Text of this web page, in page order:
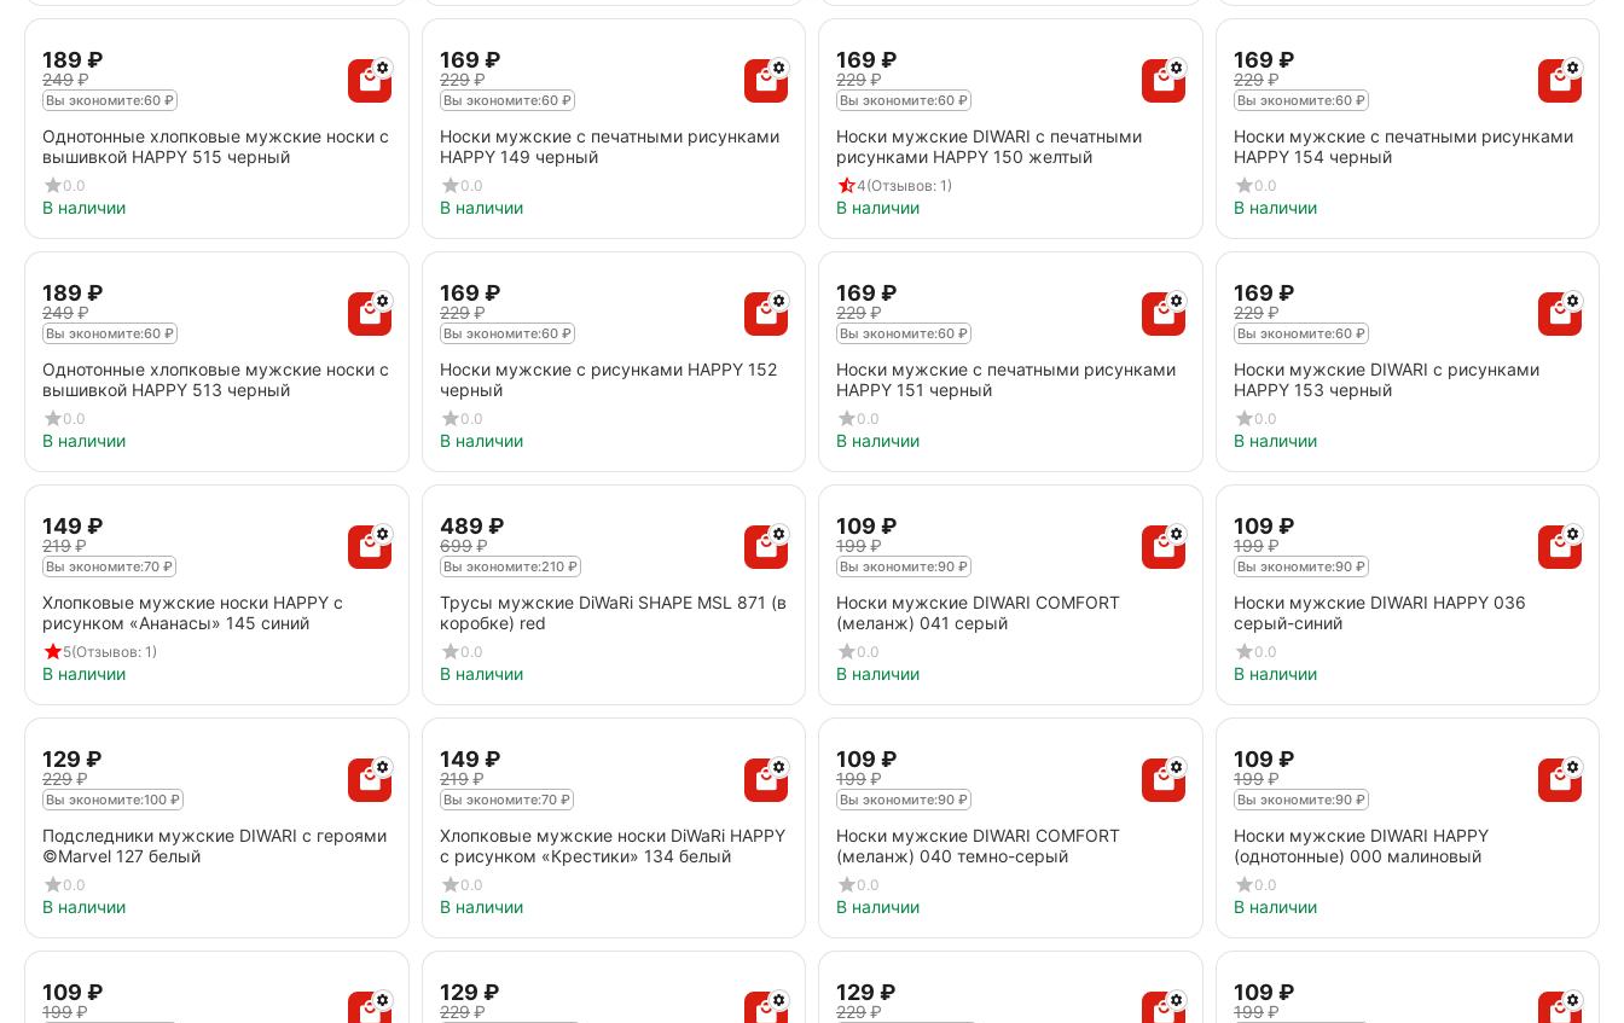
‍189‍ ₽
‍249‍₽
Вы экономите:60 ₽
Однотонные хлопковые мужские носки с
вышивкой HAPPY 515 черный
0.0
В наличии
‍169‍ ₽
‍229‍ ₽
Вы экономите:60₽
Носки мужские с печатными рисунками
HAPPY 149 черный
0.0
В наличии
‍169‍ ₽
‍229‍₽
Вы экономите:60 ₽
Носки мужские DIWARI с печатными
рисунками HAPPY 150 желтый
4(Отзывов: 1)
В наличии
‍169‍ ₽
‍229‍ ₽
Вы экономите:60₽
Носки мужские с печатными рисунками
HAPPY 154 черный
0.0
В наличии
‍189‍ ₽
‍249‍₽
Вы экономите:60 ₽
Однотонные хлопковые мужские носки с
вышивкой HAPPY 513 черный
0.0
В наличии
‍169‍ ₽
‍229‍ ₽
Вы экономите:60₽
Носки мужские с рисунками HAPPY 152
черный
0.0
В наличии
‍169‍ ₽
‍229‍₽
Вы экономите:60 ₽
Носки мужские с печатными рисунками
HAPPY 151 черный
0.0
В наличии
‍169‍ ₽
‍229‍ ₽
Вы экономите:60₽
Носки мужские DIWARI с рисунками
HAPPY 153 черный
0.0
В наличии
‍149‍ ₽
‍219‍₽
Вы экономите:70 ₽
Хлопковые мужские носки HAPPY с
рисунком «Ананасы» 145 синий
5(Отзывов: 1)
В наличии
‍489‍ ₽
‍699‍ ₽
Вы экономите:210₽
Трусы мужские DiWaRi SHAPE MSL 871 (в
коробке) red
0.0
В наличии
‍109‍ ₽
‍199‍₽
Вы экономите:90 ₽
Носки мужские DIWARI COMFORT
(меланж) 041 серый
0.0
В наличии
‍109‍ ₽
‍199‍ ₽
Вы экономите:90₽
Носки мужские DIWARI HAPPY 036
серый-синий
0.0
В наличии
‍129‍ ₽
‍229‍₽
Вы экономите:100 ₽
Подследники мужские DIWARI с героями
©Marvel 127 белый
0.0
В наличии
‍149‍ ₽
‍219‍ ₽
Вы экономите:70₽
Хлопковые мужские носки DiWaRi HAPPY
с рисунком «Крестики» 134 белый
0.0
В наличии
‍109‍ ₽
‍199‍₽
Вы экономите:90 ₽
Носки мужские DIWARI COMFORT
(меланж) 040 темно-серый
0.0
В наличии
‍109‍ ₽
‍199‍ ₽
Вы экономите:90₽
Носки мужские DIWARI HAPPY
(однотонные) 000 малиновый
0.0
В наличии
‍109‍ ₽
‍199‍₽
‍129‍ ₽
‍229‍ ₽
‍129‍ ₽
‍229‍₽
‍109‍ ₽
‍199‍ ₽